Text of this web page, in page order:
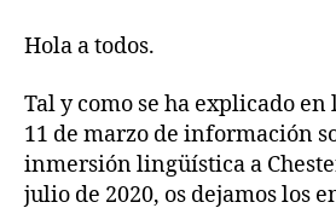
Hola a todos.
Tal y como se ha explicado
11 de marzo de información
inmersión lingüística a
julio de 2020, os dejamos los